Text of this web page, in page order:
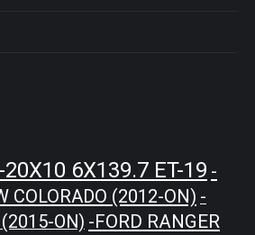
-20X10 6X139.7 ET-19 -
COLORADO (2012-ON) -
(2015-ON) -FORD RANGER